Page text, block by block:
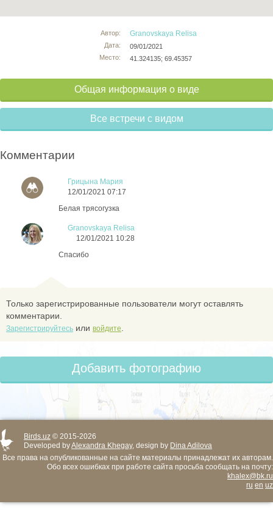
Автор:
Дата:
Место:
Granovskaya Relisa
09/01/2021
41.324135; 69.45357
Общая информация о виде
Все встречи с видом
Комментарии
Грицына Мария
12/01/2021 07:17
Белая трясогузка
Granovskaya Relisa
12/01/2021 10:28
Спасибо
Только зарегистрированные пользователи могут оставлять
комментарии.
Зарегистрируйтесь или войдите
Добавить фотографию
Birds.uz © 2015-2026
Developed byAlexandra Khegay, design by Dina Adilova
Все права на опубликованные на сайте материалы принадлежат их авторам.
Обо всех ошибках при работе сайта просьба сообщать на почту:
khalex@bk.ru
ru en uz